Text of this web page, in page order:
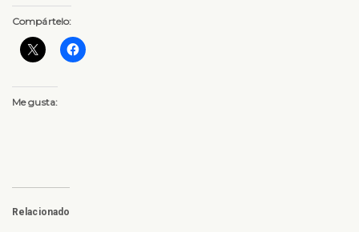
Compártelo:
Me gusta:
Relacionado